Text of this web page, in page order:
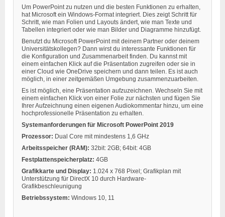
Um PowerPoint zu nutzen und die besten Funktionen zu erhalten,
hat Microsoft ein Windows-Format integriert. Dies zeigt Schritt für
Schritt, wie man Folien und Layouts ändert, wie man Texte und
Tabellen integriert oder wie man Bilder und Diagramme hinzufügt.
Benutzt du Microsoft PowerPoint mit deinem Partner oder deinem
Universitätskollegen? Dann wirst du interessante Funktionen für
die Konfiguration und Zusammenarbeit finden. Du kannst mit
einem einfachen Klick auf die Präsentation zugreifen oder sie in
einer Cloud wie OneDrive speichern und dann teilen. Es ist auch
möglich, in einer zeitgemäßen Umgebung zusammenzuarbeiten.
Es ist möglich, eine Präsentation aufzuzeichnen. Wechseln Sie mit
einem einfachen Klick von einer Folie zur nächsten und fügen Sie
Ihrer Aufzeichnung einen eigenen Audiokommentar hinzu, um eine
hochprofessionelle Präsentation zu erhalten.
Systemanforderungen für Microsoft PowerPoint 2019
Prozessor: Dual Core mit mindestens 1,6 GHz
Arbeitsspeicher (RAM): 32bit: 2GB; 64bit: 4GB
Festplattenspeicherplatz: 4GB
Grafikkarte und Display: 1.024 x 768 Pixel; Grafikplan mit
Unterstützung für DirectX 10 durch Hardware-
Grafikbeschleunigung
Betriebssystem: Windows 10, 11